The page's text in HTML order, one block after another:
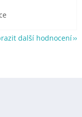
další hodnocení